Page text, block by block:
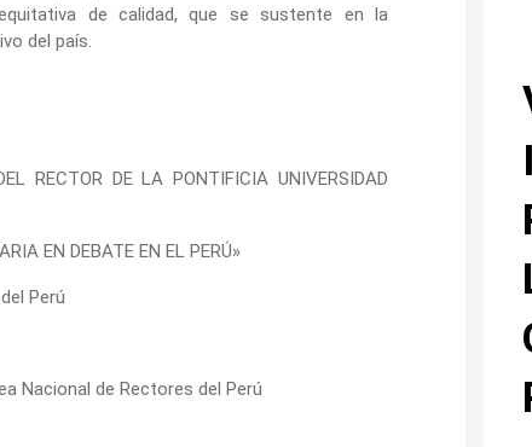
de calidad, que se sustente en la
del país.
RECTOR DE LA PONTIFICIA UNIVERSIDAD
EN DEBATE EN EL PERÚ»
Perú
Nacional de Rectores del Perú